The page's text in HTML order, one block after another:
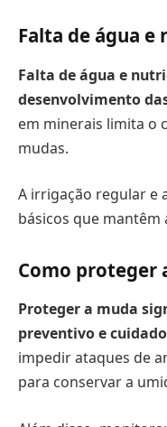
Falta de água e
Falta de água e
desenvolvimento
em minerais limita o
mudas.
A irrigação regular e
básicos que mantêm
Como proteger
Proteger a muda
preventivo e
impedir ataques de
para conservar a